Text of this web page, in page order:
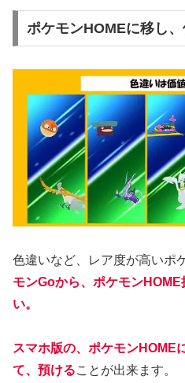
ポケモンHOMEに移し
色違いなど、レア度が高いポ
モンGoから、ポケモン
い。
スマホ版の、ポケモンHOME
て、預けることが出来ます。